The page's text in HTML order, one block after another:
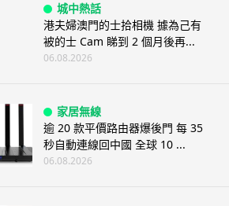
城中熱話
港夫婦澳門的士拾相機 據為己有
被的士 Cam 睇到 2 個月後再...
06.08.2026
家居無線
逾 20 款平價路由器爆後門 每 35
秒自動連線回中國 全球 10 ...
06.08.2026